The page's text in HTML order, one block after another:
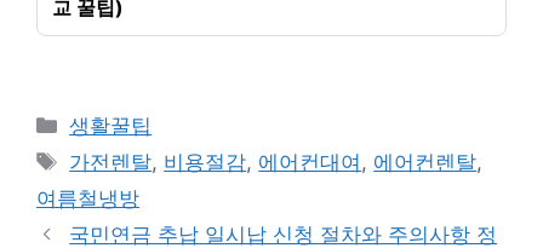
교 꿀팁)
카
테
고
리
생활꿀팁
태
그
가전렌탈, 비용절감, 에어컨대여 , 에어컨렌탈,
여름철냉방
국민연금 추납 일시납 신청 절차와 주의사항 정